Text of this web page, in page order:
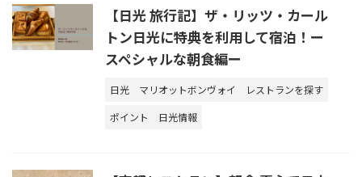
【日光 旅行記】ザ・リッツ・カール
トン日光に特典を利用して宿泊！ー
スペシャルな朝食編ー
日光 マリオットボンヴォイ
レストランを探す
ポイント
日光情報